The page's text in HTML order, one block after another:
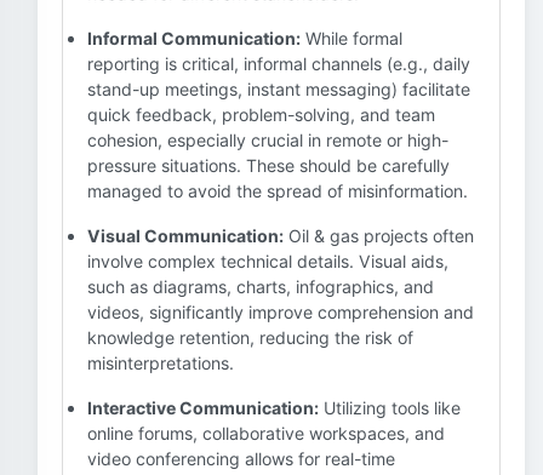
Informal Communication: While formal
reporting is critical, informal channels (e.g., daily
stand-up meetings, instant messaging) facilitate
quick feedback, problem-solving, and team
cohesion, especially crucial in remote or high-
pressure situations. These should be carefully
managed to avoid the spread of misinformation.
Visual Communication: Oil & gas projects often
involve complex technical details. Visual aids,
such as diagrams, charts, infographics, and
videos, significantly improve comprehension and
knowledge retention, reducing the risk of
misinterpretations.
Interactive Communication: Utilizing tools like
online forums, collaborative workspaces, and
video conferencing allows for real-time